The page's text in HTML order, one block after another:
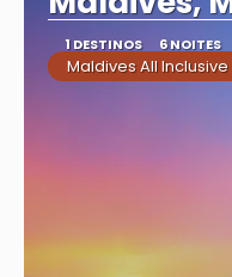
1 DESTINOS 6 NOITES
Maldives All